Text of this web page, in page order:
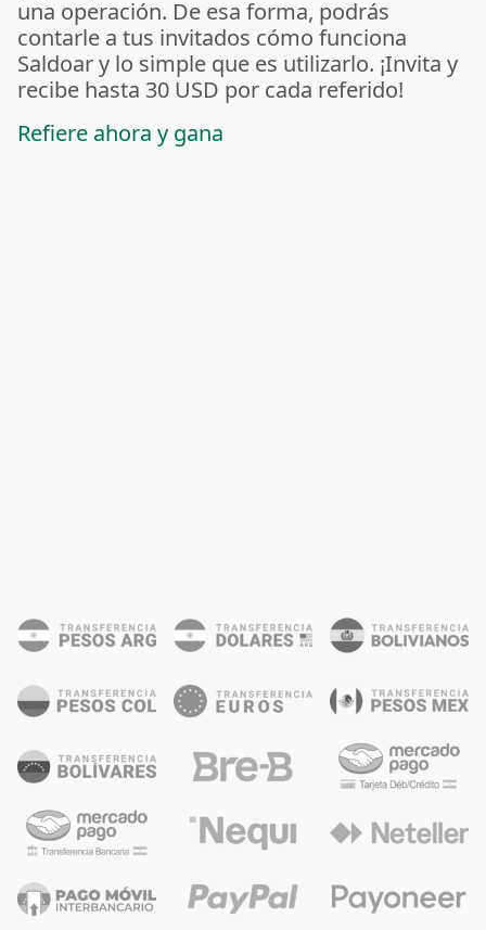
una operación. De esa forma, podrás
contarle a tus invitados cómo funciona
Saldoar y lo simple que es utilizarlo. ¡Invita y
recibe hasta 30 USD por cada referido!
Refiere ahora y gana